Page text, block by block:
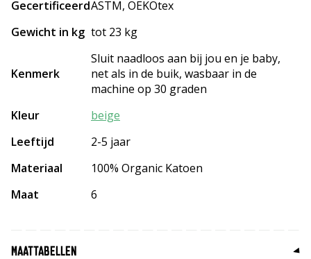
GecertificeerdASTM, OEKOtex
Gewicht in kg tot 23 kg
Kenmerk
Sluit naadloos aan bij jou en je baby,
net als in de buik, wasbaar in de
machine op 30 graden
Kleur
beige
Leeftijd
2-5 jaar
Materiaal
100% Organic Katoen
Maat
6
MAATTABELLEN